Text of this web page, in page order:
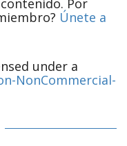
Únete a
under a
NonCommercial-